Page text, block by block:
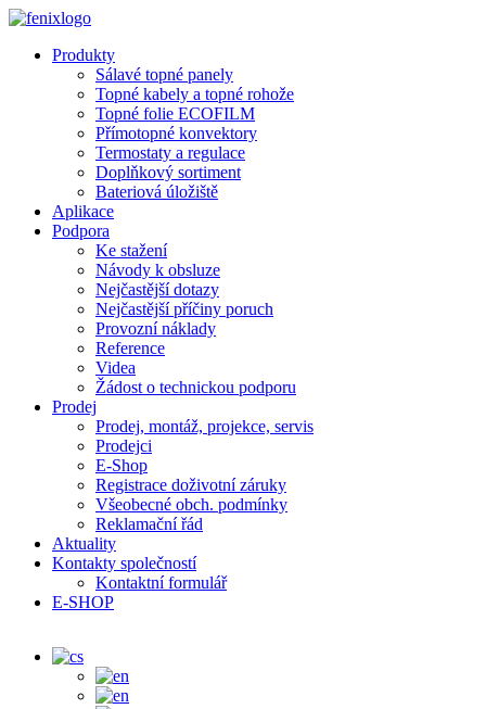
Přejít k hlavnímu obsahu
Produkty
Sálavé topné panely
Topné kabely a topné rohože
Topné folie ECOFILM
Přímotopné konvektory
Termostaty a regulace
Doplňkový sortiment
Bateriová úložiště
Aplikace
Podpora
Ke stažení
Návody k obsluze
Nejčastější dotazy
Nejčastější příčiny poruch
Provozní náklady
Reference
Videa
Žádost o technickou podporu
Prodej
Prodej, montáž, projekce, servis
Prodejci
E-Shop
Registrace doživotní záruky
Všeobecné obch. podmínky
Reklamační řád
Aktuality
Kontakty společností
Kontaktní formulář
E-SHOP